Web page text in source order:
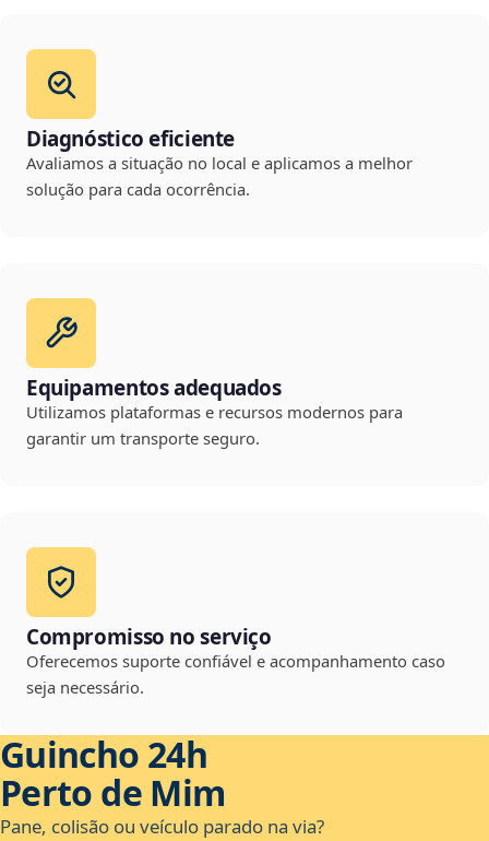
Diagnóstico eficiente
Avaliamos a situação no local e aplicamos a melhor
solução para cada ocorrência.
Equipamentos adequados
Utilizamos plataformas e recursos modernos para
garantir um transporte seguro.
Compromisso no serviço
Oferecemos suporte confiável e acompanhamento caso
seja necessário.
Guincho 24h
Perto de Mim
Pane, colisão ou veículo parado na via?